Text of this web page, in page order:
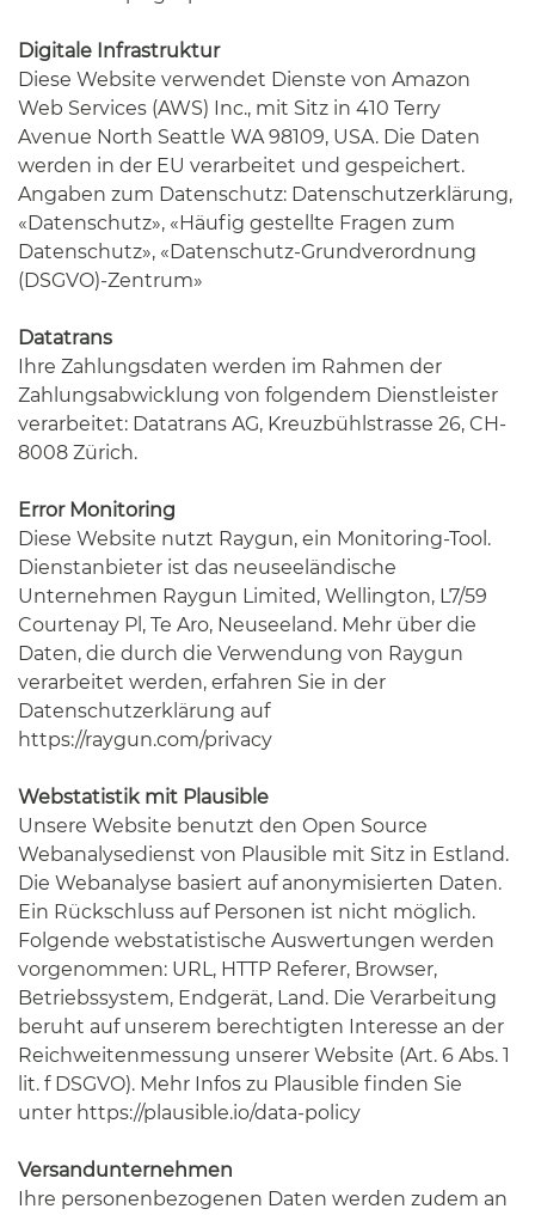
Digitale Infrastruktur
Diese Website verwendet Dienste von Amazon
Web Services (AWS) Inc., mit Sitz in 410 Terry
Avenue North Seattle WA 98109, USA. Die Daten
werden in der EU verarbeitet und gespeichert.
Angaben zum Datenschutz: Datenschutzerklärung,
«Datenschutz», «Häufig gestellte Fragen zum
Datenschutz», «Datenschutz-Grundverordnung
(DSGVO)-Zentrum»
Datatrans
Ihre Zahlungsdaten werden im Rahmen der
Zahlungsabwicklung von folgendem Dienstleister
verarbeitet: Datatrans AG, Kreuzbühlstrasse 26, CH-
8008 Zürich.
Error Monitoring
Diese Website nutzt Raygun, ein Monitoring-Tool.
Dienstanbieter ist das neuseeländische
Unternehmen Raygun Limited, Wellington, L7/59
Courtenay Pl, Te Aro, Neuseeland. Mehr über die
Daten, die durch die Verwendung von Raygun
verarbeitet werden, erfahren Sie in der
Datenschutzerklärung auf
https://raygun.com/privacy
Webstatistik mit Plausible
Unsere Website benutzt den Open Source
Webanalysedienst von Plausible mit Sitz in Estland.
Die Webanalyse basiert auf anonymisierten Daten.
Ein Rückschluss auf Personen ist nicht möglich.
Folgende webstatistische Auswertungen werden
vorgenommen: URL, HTTP Referer, Browser,
Betriebssystem, Endgerät, Land. Die Verarbeitung
beruht auf unserem berechtigten Interesse an der
Reichweitenmessung unserer Website (Art. 6 Abs. 1
lit. f DSGVO). Mehr Infos zu Plausible finden Sie
unter https://plausible.io/data-policy
Versandunternehmen
Ihre personenbezogenen Daten werden zudem an